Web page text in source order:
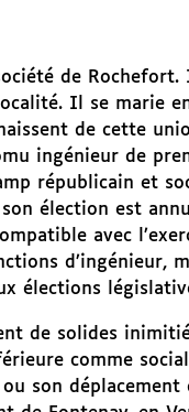
de
Il se marie
de cette
ingénieur de
républicain et
élection est
avec
d’ingénieur,
élections
de solides
comme
son